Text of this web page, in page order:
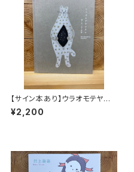
【サイン本あり】ウラオモテヤマ
ネコ
¥2,200